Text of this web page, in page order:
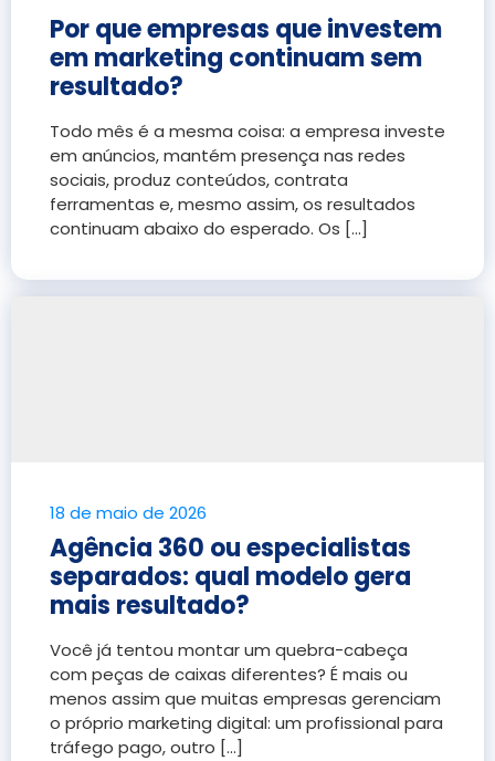
Por que empresas que investem
em marketing continuam sem
resultado?
Todo mês é a mesma coisa: a empresa investe
em anúncios, mantém presença nas redes
sociais, produz conteúdos, contrata
ferramentas e, mesmo assim, os resultados
continuam abaixo do esperado. Os [...]
18 de maio de 2026
Agência 360 ou especialistas
separados: qual modelo gera
mais resultado?
Você já tentou montar um quebra-cabeça
com peças de caixas diferentes? É mais ou
menos assim que muitas empresas gerenciam
o próprio marketing digital: um profissional para
tráfego pago, outro [...]